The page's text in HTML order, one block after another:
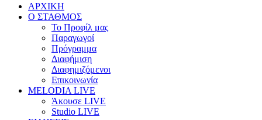
ΑΡΧΙΚΗ
Ο ΣΤΑΘΜΟΣ
Το Προφίλ μας
Παραγωγοί
Πρόγραμμα
Διαφήμιση
Διαφημιζόμενοι
Επικοινωνία
MELODIA LIVE
Άκουσε LIVE
Studio LIVE